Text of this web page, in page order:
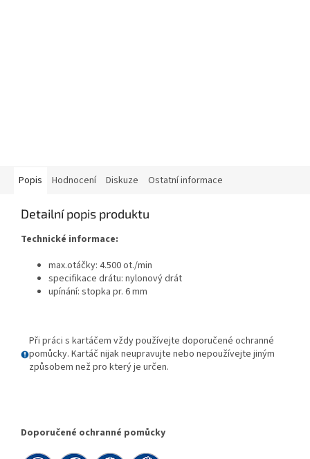
Popis Hodnocení Diskuze Ostatní informace
Detailní popis produktu
Technické informace:
max.otáčky: 4.500 ot./min
specifikace drátu: nylonový drát
upínání: stopka pr. 6 mm
Při práci s kartáčem vždy používejte doporučené ochranné
pomůcky. Kartáč nijak neupravujte nebo nepoužívejte jiným
způsobem než pro který je určen.
Doporučené ochranné pomůcky